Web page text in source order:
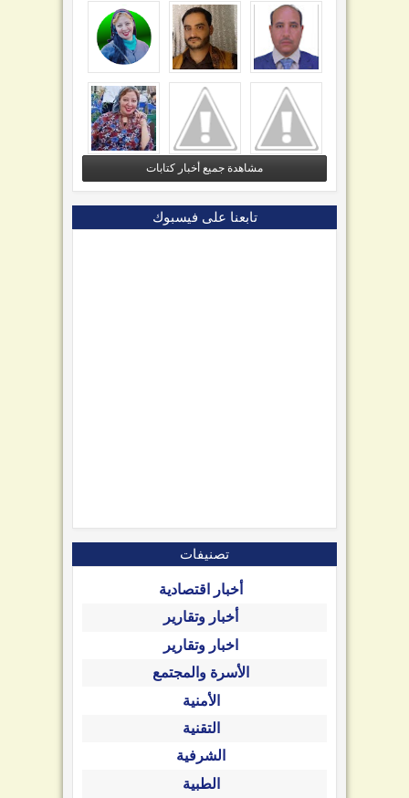
مشاهدة جميع أخبار كتابات
تابعنا على فيسبوك
تصنيفات
أخبار اقتصادية
أخبار وتقارير
اخبار وتقارير
الأسرة والمجتمع
الأمنية
التقنية
الشرفية
الطبية